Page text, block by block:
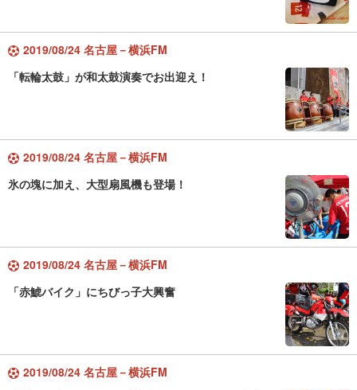
2019/08/24 名古屋－横浜FM
「転輪太鼓」が和太鼓演奏でお出迎え！
2019/08/24 名古屋－横浜FM
氷の塊に加え、大型扇風機も登場！
2019/08/24 名古屋－横浜FM
「赤鯱バイク」にちびっ子大興奮
2019/08/24 名古屋－横浜FM